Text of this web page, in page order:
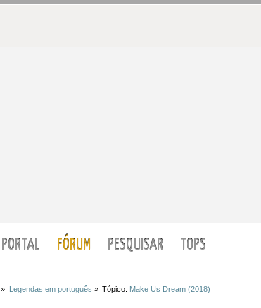
PORTAL FÓRUM PESQUISAR TOPS
» Legendas em português » Tópico: Make Us Dream (2018)